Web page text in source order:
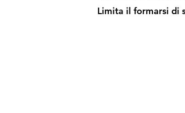
Limita il formarsi di